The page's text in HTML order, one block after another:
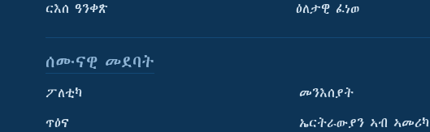
ርእሰ ዓንቀጽ ዕለታዊ ፈነወ
ሰሙናዊ መደባት
ፖለቲካ
ጥዕና
መንእሰያት
ኤርትራውያን ኣብ ኣመሪካ